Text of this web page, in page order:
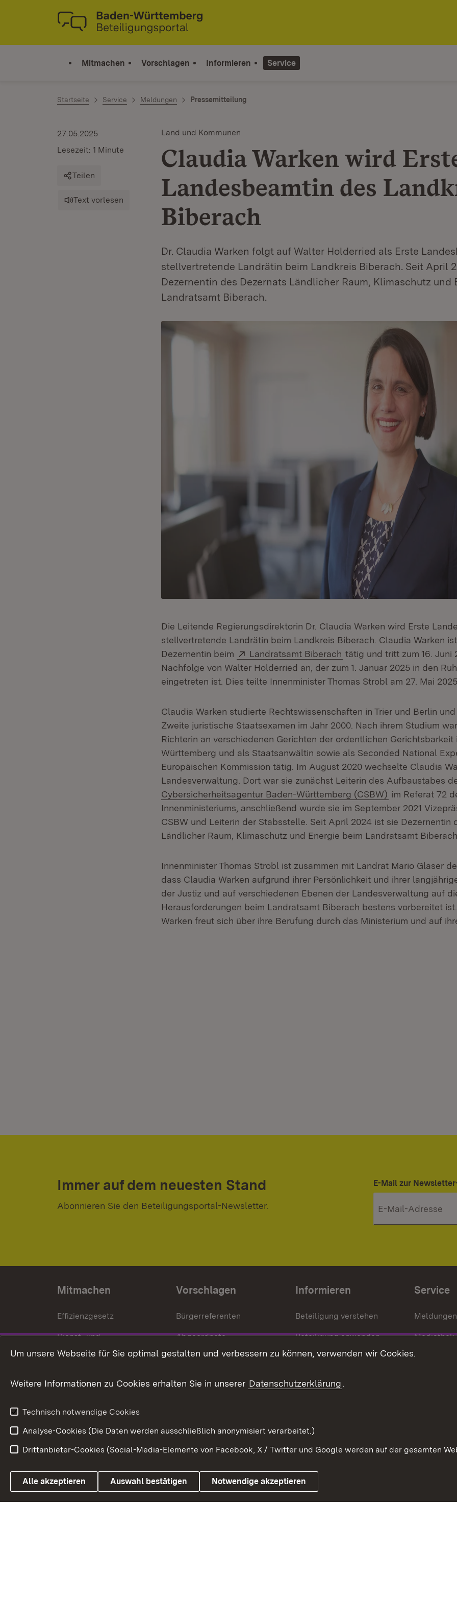
Zum Inhalt springen
Link zur Startseite
Mitmachen Vorschlagen Informieren Service
Startseite Service Meldungen Pressemitteilung
Land und Kommunen
Claudia Warken wird
Landesbeamtin des
Biberach
Dr. Claudia Warken folgt auf Walter Holderried als Erste
stellvertretende Landrätin beim Landkreis Biberach. Seit April
Dezernentin des Dezernats Ländlicher Raum, Klimaschutz und
Landratsamt Biberach.
27.05.2025
Lesezeit: 1 Minute
Teilen
Text vorlesen
Die Leitende Regierungsdirektorin Dr. Claudia Warken wird Erste
stellvertretende Landrätin beim Landkreis Biberach. Claudia Warken
Dezernentin beim
Extern:
Landratsamt Biberach (Öffnet in neuem Fenster)
tätig und tritt zum 16. Juni
Nachfolge von Walter Holderried an, der zum 1. Januar 2025 in den
eingetreten ist. Dies teilte Innenminister Thomas Strobl am 27. Mai
Claudia Warken studierte Rechtswissenschaften in Trier und Berlin
Zweite juristische Staatsexamen im Jahr 2000. Nach ihrem Studium
Richterin an verschiedenen Gerichten der ordentlichen Gerichtsbarkeit
Württemberg und als Staatsanwältin sowie als Seconded National
Europäischen Kommission tätig. Im August 2020 wechselte Claudia
Landesverwaltung. Dort war sie zunächst Leiterin des Aufbaustabes
Cybersicherheitsagentur Baden-Württemberg (CSBW) (Öffnet in
im Referat 72
Innenministeriums, anschließend wurde sie im September 2021
CSBW und Leiterin der Stabsstelle. Seit April 2024 ist sie Dezernentin
Ländlicher Raum, Klimaschutz und Energie beim Landratsamt Biberach.
Innenminister Thomas Strobl ist zusammen mit Landrat Mario Glaser
dass Claudia Warken aufgrund ihrer Persönlichkeit und ihrer
der Justiz und auf verschiedenen Ebenen der Landesverwaltung auf
Herausforderungen beim Landratsamt Biberach bestens vorbereitet
Warken freut sich über ihre Berufung durch das Ministerium und auf
Immer auf dem neuesten Stand
Abonnieren Sie den Beteiligungsportal-Newsletter.
E-Mail zur
Mitmachen
Effizienzgesetz
Dienst- und
Versorgungsbezüge
Weitere
Vorschlagen
Bürgerreferenten
Abgeordnete
Bürgerbeauftragte
Informieren
Beteiligung verstehen
Beteiligung anwenden
Beteiligung stärken
Service
Meldungen
Mediathek
Link zum Landesportal
Impressum Kontakt
Um unsere Webseite für Sie optimal gestalten und verbessern zu können, verwenden wir Cookies.
Weitere Informationen zu Cookies erhalten Sie in unserer Datenschutzerklärung.
Technisch notwendige Cookies
Analyse-Cookies (Die Daten werden ausschließlich anonymisiert verarbeitet.)
Drittanbieter-Cookies (Social-Media-Elemente von Facebook, X / Twitter und Google werden auf der gesamten
Alle akzeptieren Auswahl bestätigen Notwendige akzeptieren